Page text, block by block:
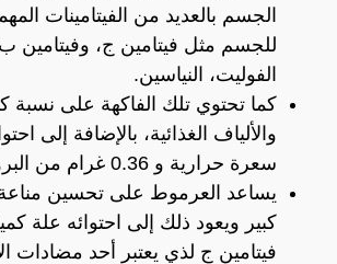
الجسم بالعديد من الفيتامينات
الفوليت، النياسين.
كما تحتوي تلك الفاكهة على نسبة
سعرة حرارية و 0.36 غرام من البروتينات.
يساعد العرموط على تحسين
كبير ويعود ذلك إلى احتوائه علة
فيتامين ج لذي يعتبر أحد مضادات